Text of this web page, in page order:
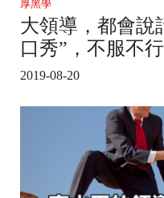
厚黑學
大領導，都會說
口秀”，不服不行
2019-08-20